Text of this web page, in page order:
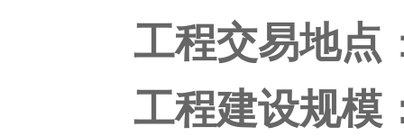
工程交易地点
工程建设规模